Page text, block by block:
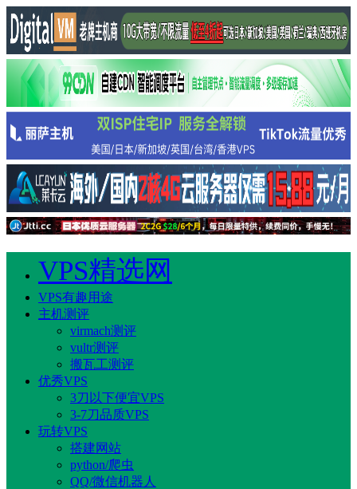
VPS精选网
VPS有趣用途
主机测评
virmach测评
vultr测评
搬瓦工测评
优秀VPS
3刀以下便宜VPS
3-7刀品质VPS
玩转VPS
搭建网站
python/爬虫
QQ/微信机器人